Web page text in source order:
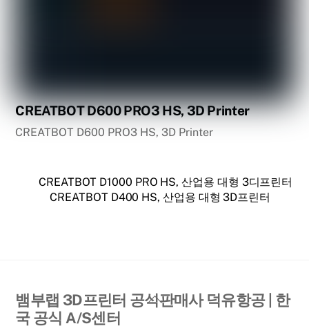
CREATBOT D600 PRO3 HS, 3D Printer
CREATBOT D600 PRO3 HS, 3D Printer
CREATBOT D1000 PRO HS, 산업용 대형 3디프린터
CREATBOT D400 HS, 산업용 대형 3D프린터
Back
뱀부랩 3D프린터 공식판매사 덕유항공 | 한
국 공식 A/S센터